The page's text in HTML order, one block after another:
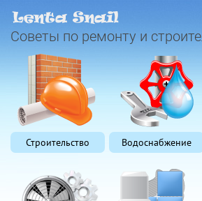
Советы по ремонту и
Строительство Водоснабжение